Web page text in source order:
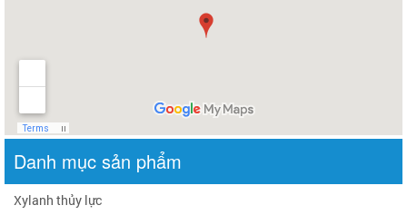
Danh mục sản phẩm
Xylanh thủy lực